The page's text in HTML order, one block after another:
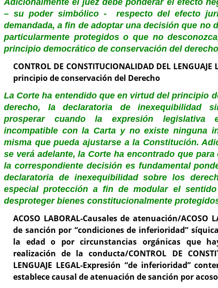
Adicionalmente el juez debe ponderar el efecto
– su poder simbólico - respecto del efecto
demandada, a fin de adoptar una decisión que no
particularmente protegidos o que no
principio democrático de conservación del
CONTROL DE CONSTITUCIONALIDAD DEL
principio de conservación del Derecho
La Corte ha entendido que en virtud del principio
derecho, la declaratoria de inexequibilidad
prosperar cuando la expresión legislativa
incompatible con la Carta y no existe ninguna
misma que pueda ajustarse a la Constitución.
se verá adelante, la Corte ha encontrado que
la correspondiente decisión es fundamental
declaratoria de inexequibilidad sobre los
especial protección a fin de modular el
desproteger bienes constitucionalmente
ACOSO LABORAL-Causales de atenuación/ACOSO
de sanción por “condiciones de inferioridad”
la edad o por circunstancias orgánicas que
realización de la conducta/CONTROL DE
LENGUAJE LEGAL-Expresión “de inferioridad”
establece causal de atenuación de sanción por